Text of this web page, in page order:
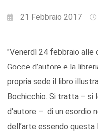
21 Febbraio 2017
"Venerdì 24 febbraio alle
Gocce d’autore e la
propria sede il libro
Bochicchio. Si tratta – si
d'autore – di un esordio
dell’arte essendo